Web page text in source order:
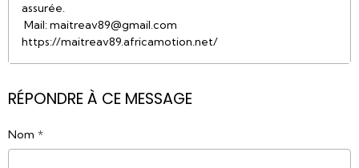
assurée.
Mail: maitreav89@gmail.com
https://maitreav89.africamotion.net/
RÉPONDRE À CE MESSAGE
Nom